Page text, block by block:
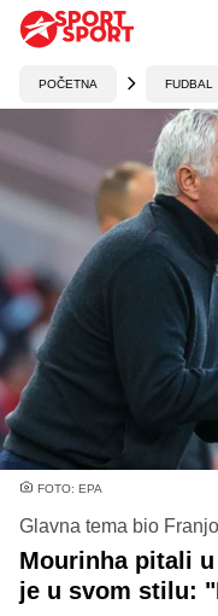
POČETNA FUDBAL
FOTO: EPA
Glavna tema bio
Mourinha pitali
je u svom stilu: